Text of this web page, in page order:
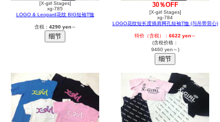
[X-girl Stages]
xg-785
LOGO & Leopard花纹 BIG短袖T恤
含税： 4290 yen～
30％OFF
[X-girl Stages]
xg-784
LOGO花纹短长度插肩网孔短袖T恤 (与吊带背心)
特价（含税）： 6622 yen～
(含稅价格：
9460 yen～)